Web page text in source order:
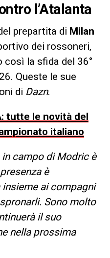
l’Atalanta
prepartita di Milan
dei rossoneri,
così la sfida del 36°
Queste le sue
di Dazn.
tutte le novità del
italiano
in campo di Modric è
è
ai compagni
Sono molto
il suo
nella prossima